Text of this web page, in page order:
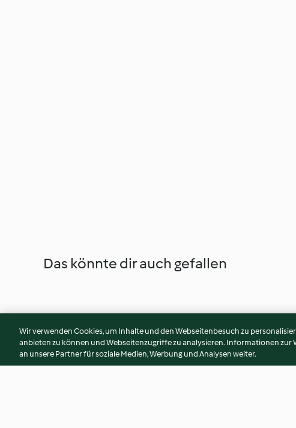
Das könnte dir auch gefallen
Wir verwenden Cookies, um Inhalte und den Webseitenbesuch zu
anbieten zu können und Webseitenzugriffe zu analysieren. Informationen zur
an unsere Partner für soziale Medien, Werbung und Analysen weiter.